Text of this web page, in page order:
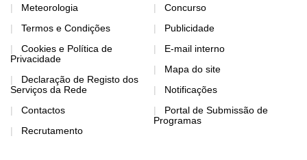
Meteorologia
Termos e Condições
Cookies e Política de
Privacidade
Declaração de Registo dos
Serviços da Rede
Contactos
Recrutamento
Concurso
Publicidade
E-mail interno
Mapa do site
Notificações
Portal de Submissão de
Programas